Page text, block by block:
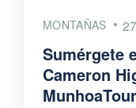
MONTAÑAS
Sumérgete
Cameron
MunhoaTour